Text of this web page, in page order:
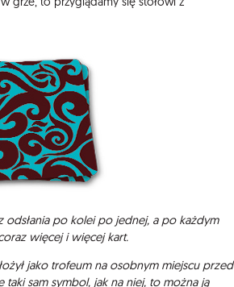
po kolei po jednej, a po każdym
więcej i więcej kart.
jako trofeum na osobnym miejscu przed
sam symbol, jak na niej, to można ją